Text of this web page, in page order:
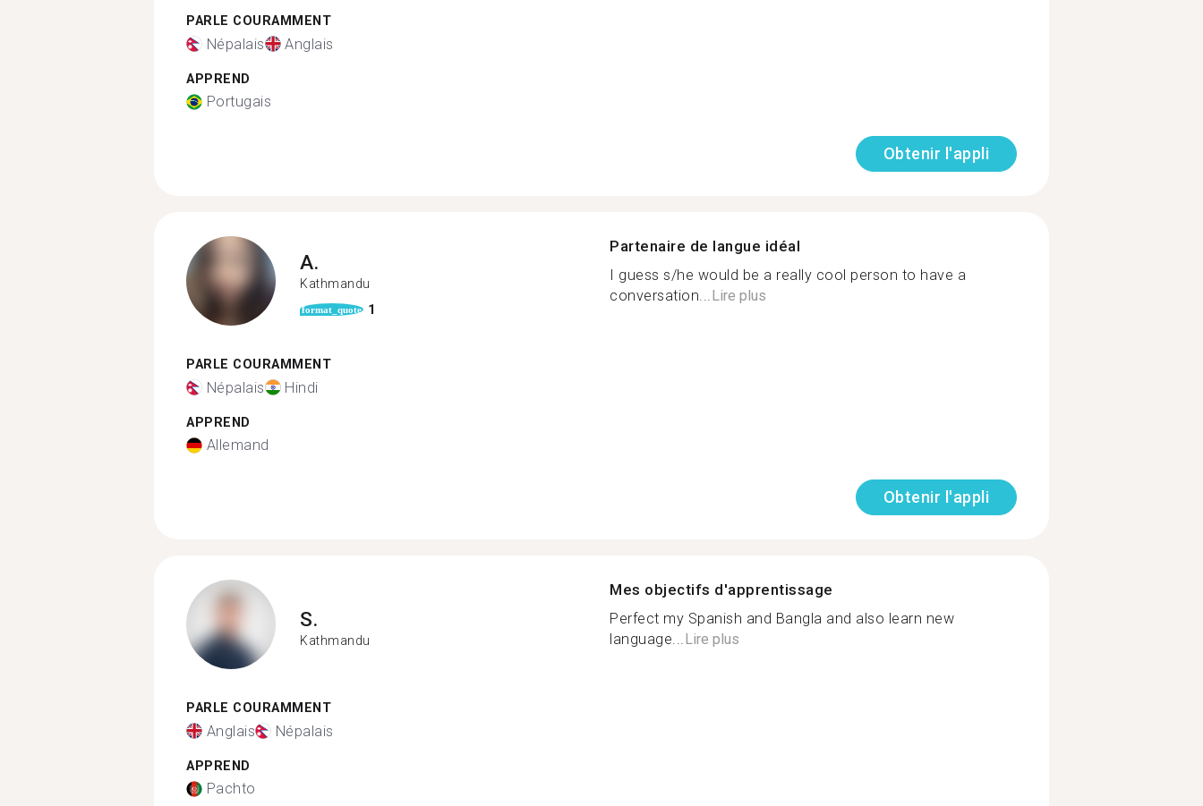
PARLE COURAMMENT
Népalais Anglais
APPREND
Portugais
Obtenir l'appli
A.
Kathmandu
format_quote 1
PARLE COURAMMENT
Népalais Hindi
APPREND
Allemand
Partenaire de langue idéal
I guess s/he would be a really cool person to have a
conversation...Lire plus
Obtenir l'appli
S.
Kathmandu
PARLE COURAMMENT
Anglais Népalais
APPREND
Pachto
Mes objectifs d'apprentissage
Perfect my Spanish and Bangla and also learn new
language...Lire plus